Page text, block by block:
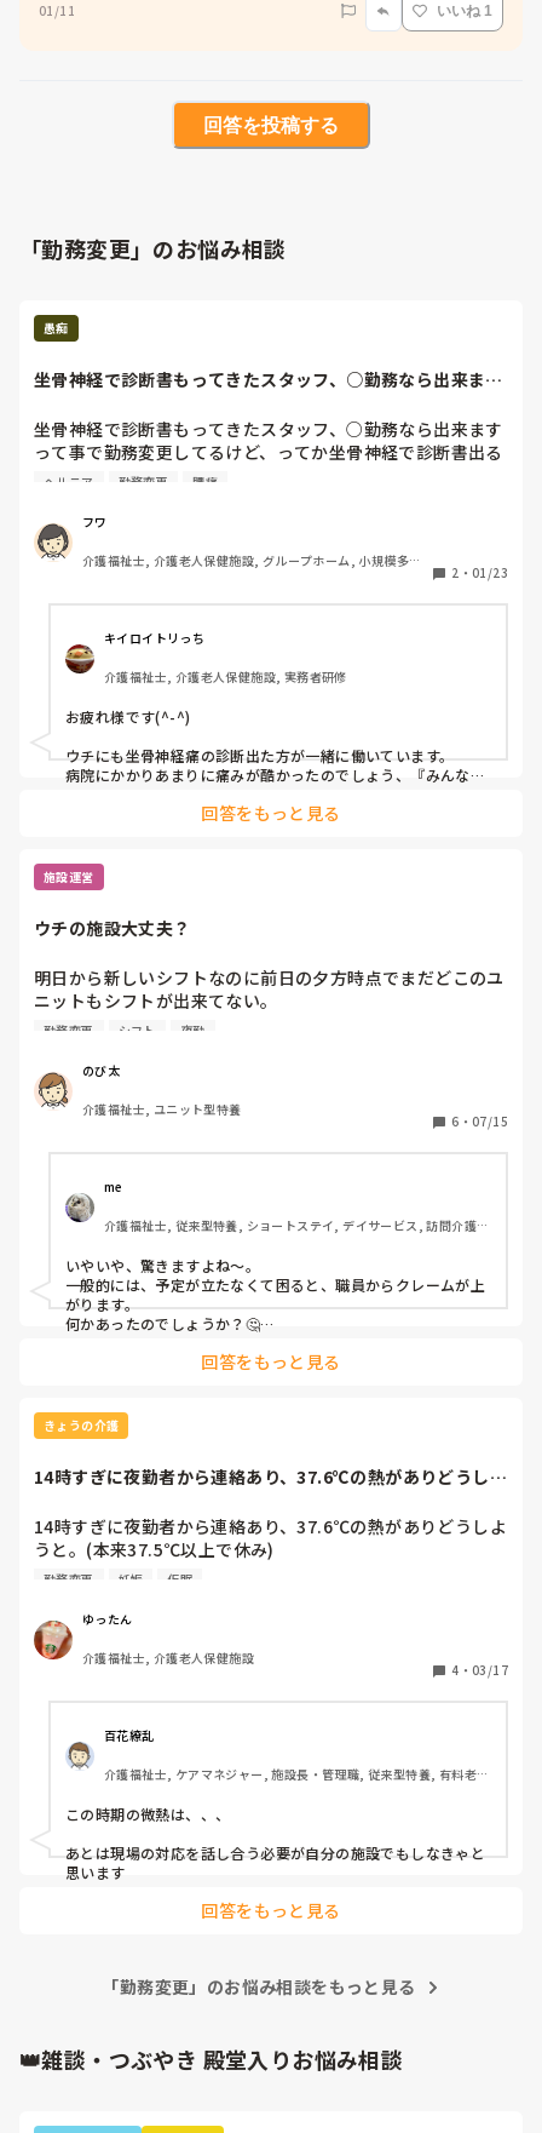
01/11 いいね 1
回答を投稿する
「勤務変更」のお悩み相談
愚痴
坐骨神経で診断書もってきたスタッフ、○勤務なら出来ます
坐骨神経で診断書もってきたスタッフ、○勤務なら出来ます
って事で勤務変更してるけど、ってか坐骨神経で診断書出る
ってよほど重症なの？普通に歩行してる。私も坐骨神経痛あ
した方が良いって医者に言われたらしい。安静なら仕事休め
よー。皆んな、腰痛、ヘルニア等抱えながら薬や整体、接骨
等に通い働いてるんだよなぁ。自分は坐骨神経だから出来ま
てもらうのは当たり前と考えてる。小耳にした話では診断書
に色々制約あるらしい。坐骨神経痛の禁止事項って何？
ヘルニア 勤務変更 腰痛
フワ
介護福祉士, 介護老人保健施設, グループホーム, 小規模多機
2 ・ 01/23
キイロイトリっち
介護福祉士, 介護老人保健施設, 実務者研修
お疲れ様です(^-^)
ウチにも坐骨神経痛の診断出た方が一緒に働いています。
病院にかかりあまりに痛みが酷かったのでしょう、『みんなに
い出てましたが、それも数日のみで今日に至っています。
るしさー』と言いながらでも、私たちが心配するくらい普通に
肉体労働もこなしています。
と『じゃぁごめん、お願いしていいかな』ってそこで初めて甘
りません。
『安静にしないと治らないって言われたけど、この仕事してる
からにはそれはできないことだからね。上手く付き合うしかな
いんだ』って言っていました。プロ魂だなーって思い、この方
痛みはどの程度なのか本人しか分からないものだとは思います
が、このくらいのプロ魂と意気込みはほしいものですよね。
回答をもっと見る
施設運営
ウチの施設大丈夫？
明日から新しいシフトなのに前日の夕方時点でまだどこのユ
ニットもシフトが出来てない。
前日は夜勤のため通勤していてもうすぐ職場に着くってとこ
て…仕事直前の勤務変更。今まで勤めてたところではこんな
事なかったのに…。月数回の突然のシフト変更とか。
これ当たり前なのでしょうか？
勤務変更 シフト 夜勤
のび太
介護福祉士, ユニット型特養
6 ・ 07/15
me
介護福祉士, 従来型特養, ショートステイ, デイサービス, 訪問介護,
いやいや、驚きますよね〜。
一般的には、予定が立たなくて困ると、職員からクレームが上
がります。
何かあったのでしょうか？🤔
回答をもっと見る
きょうの介護
14時すぎに夜勤者から連絡あり、37.6℃の熱がありどうしよ
14時すぎに夜勤者から連絡あり、37.6℃の熱がありどうしよ
うと。(本来37.5℃以上で休み)
役職が全員休み、フロアリーダーは夜勤明けで既に居ない。
絡」と指示があり、連絡するも繋がらず(刻一刻と夜勤開始
時間は迫る)
その間先輩とこうした方がいいかな？等話し夜勤半分ずつに
と「いいんじゃない？」と無責任発言。(自分が出ると言う
選択肢は無し)
申し送りが始まる為、私は申し送りへ。
偶然にも他のフロアの夜勤者が各フロアのリーダーの為、相
遅出の私が定時で1度帰り24時に出勤する。
もしくは変われる人に連絡し、連絡付けば来てもらい夜勤を
してもらい勤務変更を行う(案として紙に書いてくれた)
に出勤すると伝えると「とりあえず、19時半過ぎても繋がら
絡中にチーフ(私服姿)で登場。リーダーに少し待ってもらい
た…。
職場まで来といて、それは無い…傍から変わるという考えは
リーダーに24時に来て貰ってと言われたが、仮眠が回せない
勤務変更 妊娠 仮眠
ゆったん
介護福祉士, 介護老人保健施設
4 ・ 03/17
百花繚乱
介護福祉士, ケアマネジャー, 施設長・管理職, 従来型特養, 有料老人
この時期の微熱は、、、
あとは現場の対応を話し合う必要が自分の施設でもしなきゃと
思います
回答をもっと見る
「勤務変更」のお悩み相談をもっと見る
👑雑談・つぶやき 殿堂入りお悩み相談